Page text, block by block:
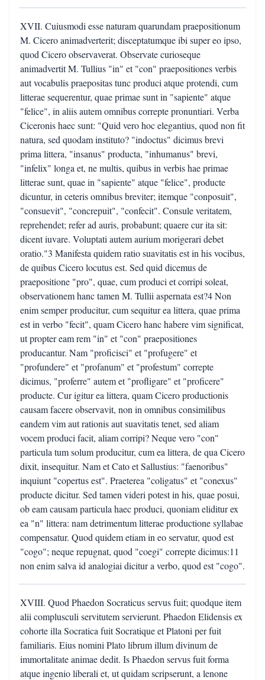
XVII. Cuiusmodi esse naturam quarundam praepositionum
M. Cicero animadverterit; disceptatumque ibi super eo ipso,
quod Cicero observaverat. Observate curioseque
animadvertit M. Tullius "in" et "con" praepositiones verbis
aut vocabulis praepositas tunc produci atque protendi, cum
litterae sequerentur, quae primae sunt in "sapiente" atque
"felice", in aliis autem omnibus correpte pronuntiari. Verba
Ciceronis haec sunt: "Quid vero hoc elegantius, quod non fit
natura, sed quodam instituto? "indoctus" dicimus brevi
prima littera, "insanus" producta, "inhumanus" brevi,
"infelix" longa et, ne multis, quibus in verbis hae primae
litterae sunt, quae in "sapiente" atque "felice", producte
dicuntur, in ceteris omnibus breviter; itemque "conposuit",
"consuevit", "concrepuit", "confecit". Consule veritatem,
reprehendet; refer ad auris, probabunt; quaere cur ita sit:
dicent iuvare. Voluptati autem aurium morigerari debet
oratio."3 Manifesta quidem ratio suavitatis est in his vocibus,
de quibus Cicero locutus est. Sed quid dicemus de
praepositione "pro", quae, cum produci et corripi soleat,
observationem hanc tamen M. Tullii aspernata est?4 Non
enim semper producitur, cum sequitur ea littera, quae prima
est in verbo "fecit", quam Cicero hanc habere vim significat,
ut propter eam rem "in" et "con" praepositiones
producantur. Nam "proficisci" et "profugere" et
"profundere" et "profanum" et "profestum" correpte
dicimus, "proferre" autem et "profligare" et "proficere"
producte. Cur igitur ea littera, quam Cicero productionis
causam facere observavit, non in omnibus consimilibus
eandem vim aut rationis aut suavitatis tenet, sed aliam
vocem produci facit, aliam corripi? Neque vero "con"
particula tum solum producitur, cum ea littera, de qua Cicero
dixit, insequitur. Nam et Cato et Sallustius: "faenoribus"
inquiunt "copertus est". Praeterea "coligatus" et "conexus"
producte dicitur. Sed tamen videri potest in his, quae posui,
ob eam causam particula haec produci, quoniam eliditur ex
ea "n" littera: nam detrimentum litterae productione syllabae
compensatur. Quod quidem etiam in eo servatur, quod est
"cogo"; neque repugnat, quod "coegi" correpte dicimus:11
non enim salva id analogiai dicitur a verbo, quod est "cogo".
XVIII. Quod Phaedon Socraticus servus fuit; quodque item
alii complusculi servitutem servierunt. Phaedon Elidensis ex
cohorte illa Socratica fuit Socratique et Platoni per fuit
familiaris. Eius nomini Plato librum illum divinum de
immortalitate animae dedit. Is Phaedon servus fuit forma
atque ingenio liberali et, ut quidam scripserunt, a lenone